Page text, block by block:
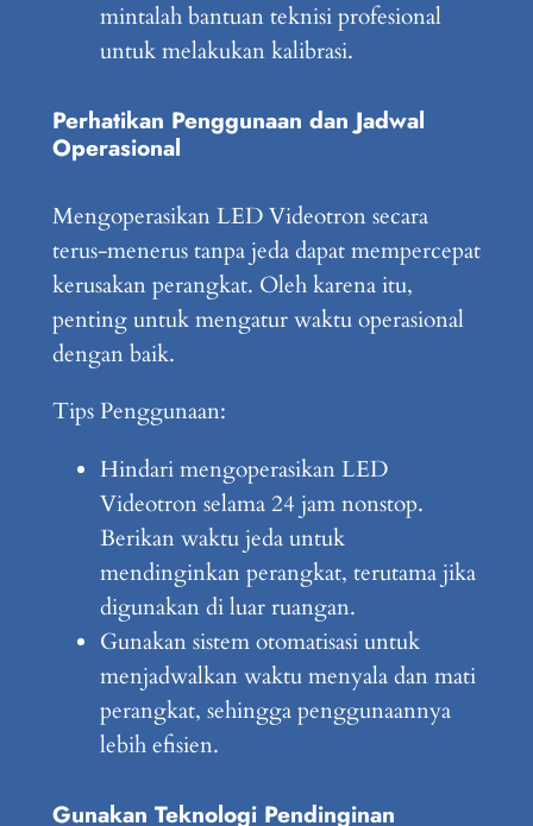
mintalah bantuan teknisi profesional
untuk melakukan kalibrasi.
Perhatikan Penggunaan dan Jadwal
Operasional
Mengoperasikan LED Videotron secara
terus-menerus tanpa jeda dapat mempercepat
kerusakan perangkat. Oleh karena itu,
penting untuk mengatur waktu operasional
dengan baik.
Tips Penggunaan:
Hindari mengoperasikan LED
Videotron selama 24 jam nonstop.
Berikan waktu jeda untuk
mendinginkan perangkat, terutama jika
digunakan di luar ruangan.
Gunakan sistem otomatisasi untuk
menjadwalkan waktu menyala dan mati
perangkat, sehingga penggunaannya
lebih efisien.
Gunakan Teknologi Pendinginan